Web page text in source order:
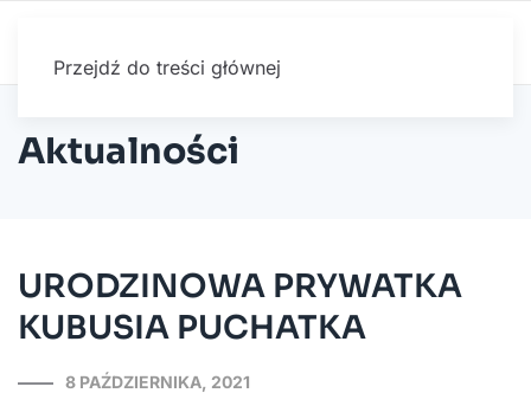
Przejdź do treści głównej
Aktualności
URODZINOWA PRYWATKA
KUBUSIA PUCHATKA
8 PAŹDZIERNIKA, 2021